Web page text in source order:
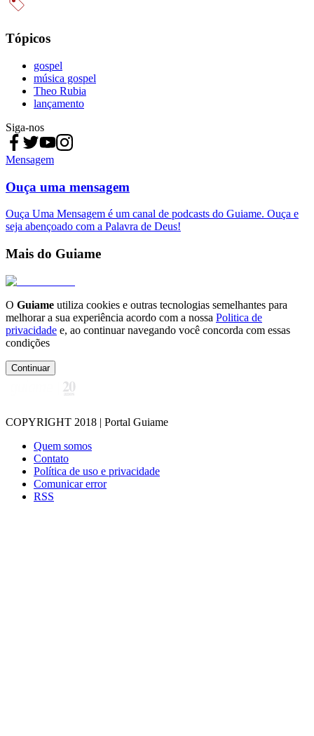
Tópicos
gospel
música gospel
Theo Rubia
lançamento
Siga-nos
Mensagem
Ouça uma mensagem
Ouça Uma Mensagem é um canal de podcasts do Guiame. Ouça e
seja abençoado com a Palavra de Deus!
Mais do Guiame
O Guiame utiliza cookies e outras tecnologias semelhantes para
melhorar a sua experiência acordo com a nossa Politica de
privacidade e, ao continuar navegando você concorda com essas
condições
Continuar
COPYRIGHT 2018 | Portal Guiame
Quem somos
Contato
Política de uso e privacidade
Comunicar error
RSS